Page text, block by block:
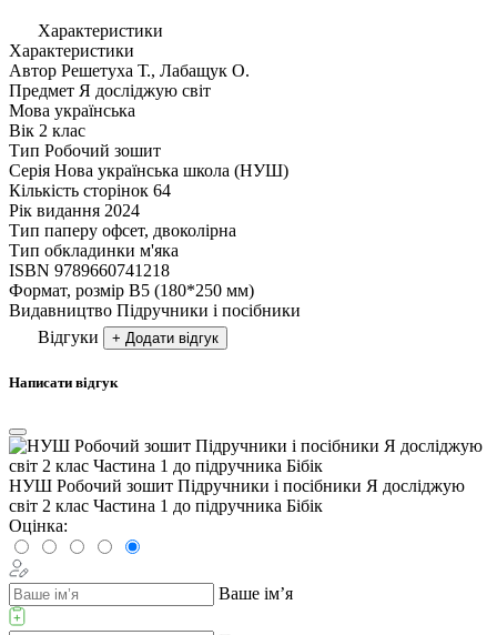
Характеристики
Характеристики
Автор Решетуха Т., Лабащук О.
Предмет Я досліджую світ
Мова українська
Вік 2 клас
Тип Робочий зошит
Серія Нова українська школа (НУШ)
Кількість сторінок 64
Рік видання 2024
Тип паперу офсет, двоколірна
Тип обкладинки м'яка
ISBN 9789660741218
Формат, розмір В5 (180*250 мм)
Видавництво Підручники і посібники
Відгуки
+ Додати відгук
Написати відгук
НУШ Робочий зошит Пiдручники i посiбники Я досліджую
світ 2 клас Частина 1 до підручника Бібік
Оцінка:
Ваше ім’я